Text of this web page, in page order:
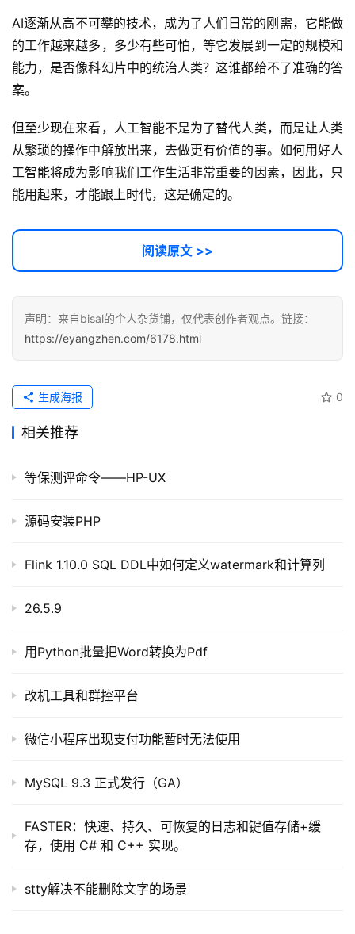
AI逐渐从高不可攀的技术，成为了人们日常的刚需，它能做
的工作越来越多，多少有些可怕，等它发展到一定的规模和
能力，是否像科幻片中的统治人类？这谁都给不了准确的答
案。
但至少现在来看，人工智能不是为了替代人类，而是让人类
从繁琐的操作中解放出来，去做更有价值的事。如何用好人
工智能将成为影响我们工作生活非常重要的因素，因此，只
能用起来，才能跟上时代，这是确定的。
阅读原文 >>
声明：来自bisal的个人杂货铺，仅代表创作者观点。链接：
https://eyangzhen.com/6178.html
0
生成海报
相关推荐
等保测评命令——HP-UX
源码安装PHP
Flink 1.10.0 SQL DDL中如何定义watermark和计算列
26.5.9
用Python批量把Word转换为Pdf
改机工具和群控平台
微信小程序出现支付功能暂时无法使用
MySQL 9.3 正式发行（GA）
FASTER：快速、持久、可恢复的日志和键值存储+缓
存，使用 C# 和 C++ 实现。
stty解决不能删除文字的场景